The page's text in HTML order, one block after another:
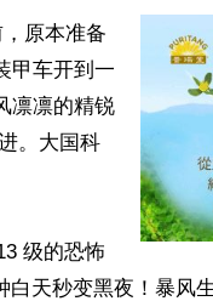
甲车开到一
凛凛的精锐
。大国科
级的恐怖
天秒变黑夜！暴风